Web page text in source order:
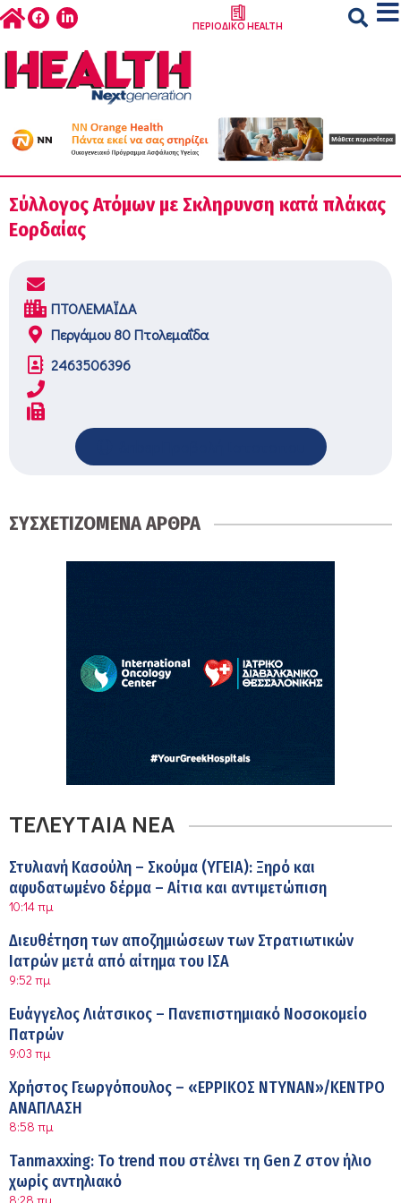
ΠΕΡΙΟΔΙΚΟ HEALTH
Σύλλογος Ατόμων με Σκληρυνση κατά πλάκας
Εορδαίας
ΠΤΟΛΕΜΑΪΔΑ
Περγάμου 80 Πτολεμαΐδα
2463506396
ΣΥΣΧΕΤΙΖΟΜΕΝΑ ΑΡΘΡΑ
ΤΕΛΕΥΤΑΙΑ ΝΕΑ
Στυλιανή Κασούλη – Σκούμα (ΥΓΕΙΑ): Ξηρό και
αφυδατωμένο δέρμα – Αίτια και αντιμετώπιση
10:14 πμ
Διευθέτηση των αποζημιώσεων των Στρατιωτικών
Ιατρών μετά από αίτημα του ΙΣΑ
9:52 πμ
Ευάγγελος Λιάτσικος – Πανεπιστημιακό Νοσοκομείο
Πατρών
9:03 πμ
Χρήστος Γεωργόπουλος – «ΕΡΡΙΚΟΣ ΝΤΥΝΑΝ»/ΚΕΝΤΡΟ
ΑΝΑΠΛΑΣΗ
8:58 πμ
Tanmaxxing: To trend που στέλνει τη Gen Z στον ήλιο
χωρίς αντηλιακό